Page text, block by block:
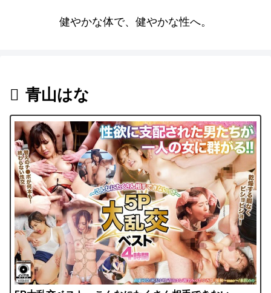
健やかな体で、健やかな性へ。
青山はな